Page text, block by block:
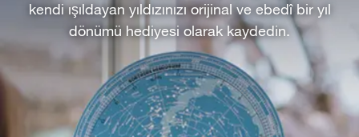
kendi ışıldayan yıldızınızı orijinal ve ebedî bir yıl
dönümü hediyesi olarak kaydedin.